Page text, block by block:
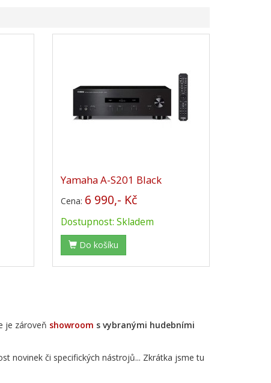
Yamaha A-S201 Black
Cena: 6 990,- Kč
Dostupnost: Skladem
Do košíku
je zároveň showroom s vybranými hudebními
novinek či specifických nástrojů... Zkrátka jsme tu